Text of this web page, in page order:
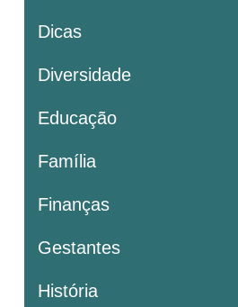
Dicas
Diversidade
Educação
Família
Finanças
Gestantes
História